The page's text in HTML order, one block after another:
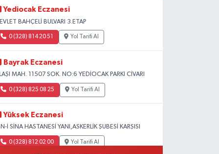
Yediocak Eczanesi
BAHÇELİ BULVARI 3.ETAP
0 (328) 814 20 51 Yol Tarifi Al
Bayrak Eczanesi
MAH. 11507 SOK. NO:6 YEDİOCAK PARKI CİVARI
0 (328) 825 08 25 Yol Tarifi Al
Yüksek Eczanesi
İ SİNA HASTANESİ YANI,ASKERLİK ŞUBESİ KARŞISI
0 (328) 812 02 00 Yol Tarifi Al